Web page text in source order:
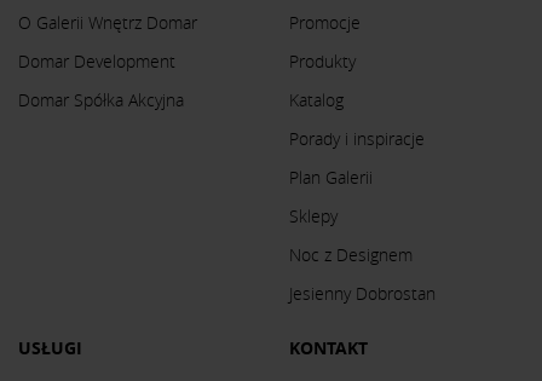
O Galerii Wnętrz Domar
Domar Development
Domar Spółka Akcyjna
Promocje
Produkty
Katalog
Porady i inspiracje
Plan Galerii
Sklepy
Noc z Designem
Jesienny Dobrostan
USŁUGI KONTAKT